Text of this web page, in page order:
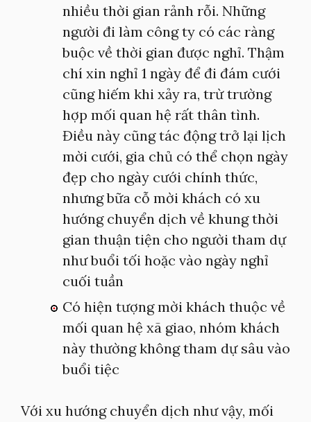
nhiều thời gian rảnh rỗi. Những
người đi làm công ty có các ràng
buộc về thời gian được nghỉ. Thậm
chí xin nghỉ 1 ngày để đi đám cưới
cũng hiếm khi xảy ra, trừ trường
hợp mối quan hệ rất thân tình.
Điều này cũng tác động trở lại lịch
mời cưới, gia chủ có thể chọn ngày
đẹp cho ngày cưới chính thức,
nhưng bữa cỗ mời khách có xu
hướng chuyển dịch về khung thời
gian thuận tiện cho người tham dự
như buổi tối hoặc vào ngày nghỉ
cuối tuần
Có hiện tượng mời khách thuộc về
mối quan hệ xã giao, nhóm khách
này thường không tham dự sâu vào
buổi tiệc
Với xu hướng chuyển dịch như vậy, mối